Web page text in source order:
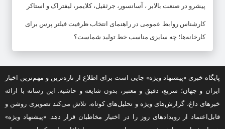
پیشرو در صنعت بالابر ، آسانسور، جرثقیل، کلایمر، لیفتراک و استاکر
کارشناس روابط عمومی در راهنمای انتخاب ظرفیت فیلتر پرس برای
کارخانه‌ها؛ چه سایزی مناسب خط تولید شماست؟
پایگاه خبری «پیشنهاد ویژه» جایی است برای اطلاع از تازه‌ترین و مهم‌ترین اخبار
ایران و جهان؛ سریع، دقیق و معتبر، بدون شایعه و حاشیه. این رسانه با ارائه
خبرهای داغ، گزارش‌های ویژه و تحلیل‌های کوتاه، تلاش می‌کند تصویری روشن و
قابل‌اعتماد از رویدادهای روز را در اختیار مخاطبان قرار دهد. «پیشنهاد ویژه»